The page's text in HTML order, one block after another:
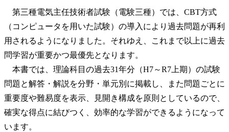
第三種電気主任技術者試験（電験三種）では、CBT方式
（コンピュータを用いた試験）の導入により過去問題が再利
用されるようになりました。それゆえ、これまで以上に過去
問学習が重要かつ最優先となります。
本書では、理論科目の過去31年分（H7～R7上期）の試験
問題と解答・解説を分野・単元別に掲載し、また問題ごとに
重要度や難易度を表示、見開き構成を原則としているので、
確実な得点に結びつく、効率的な学習ができるようになって
います。